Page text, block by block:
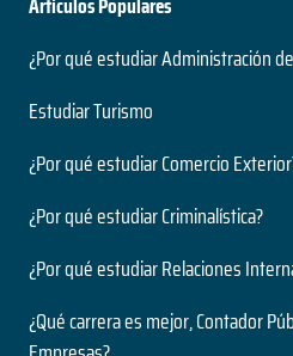
¿Por qué estudiar Administración
Estudiar Turismo
¿Por qué estudiar Comercio
¿Por qué estudiar Criminalística?
¿Por qué estudiar Relaciones
¿Qué carrera es mejor, Contador